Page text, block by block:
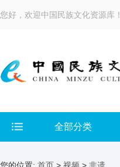
您好，欢迎中国民族文化资源库！
全部分类